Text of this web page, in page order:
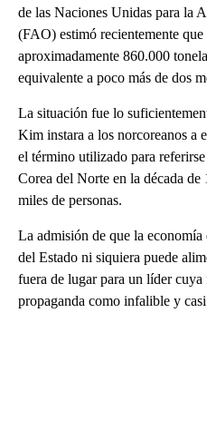
de las Naciones Unidas para la
(FAO) estimó recientemente
aproximadamente 860.000
equivalente a poco más de dos
La situación fue lo
Kim instara a los norcoreanos a
el término utilizado para
Corea del Norte en la década de
miles de personas.
La admisión de que la
del Estado ni siquiera puede
fuera de lugar para un líder cuya
propaganda como infalible y